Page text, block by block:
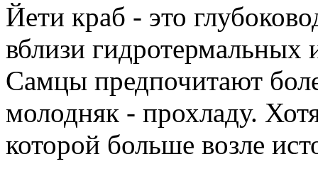
Йети краб - это
вблизи гидротермальных
Самцы предпочитают
молодняк - прохладу.
которой больше возле